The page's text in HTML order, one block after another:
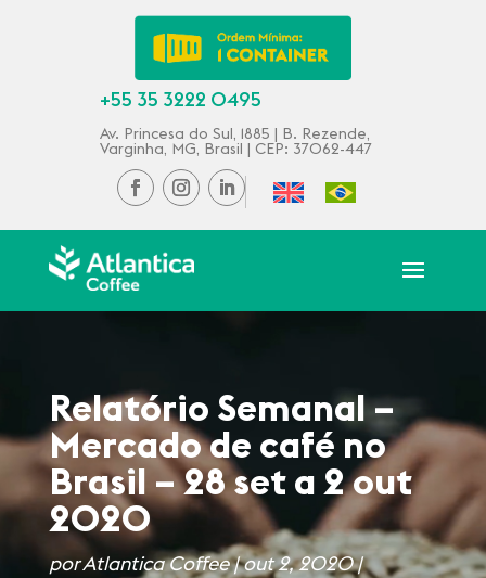
+55 35 3222 0495
Av. Princesa do Sul, 1885 | B. Rezende,
Varginha, MG, Brasil | CEP: 37062-447
Relatório Semanal –
Mercado de café no
Brasil – 28 set a 2 out
2020
porAtlantica Coffee|out 2, 2020|